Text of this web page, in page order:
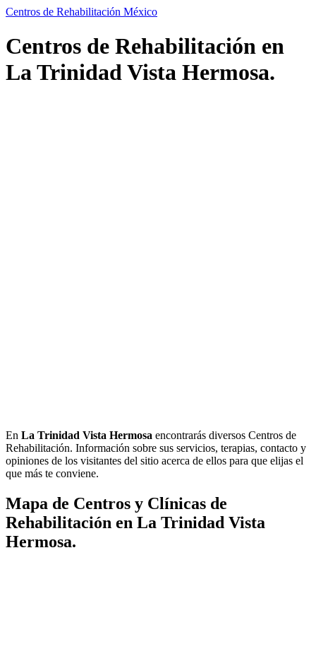
Centros de Rehabilitación México
Centros de Rehabilitación en
La Trinidad Vista Hermosa.
En La Trinidad Vista Hermosa encontrarás diversos Centros de
Rehabilitación. Información sobre sus servicios, terapias, contacto y
opiniones de los visitantes del sitio acerca de ellos para que elijas el
que más te conviene.
Mapa de Centros y Clínicas de
Rehabilitación en La Trinidad Vista
Hermosa.